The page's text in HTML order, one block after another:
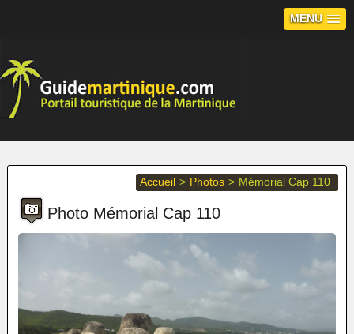
MENU
Photo Mémorial Cap 110
Accueil > Photos > Mémorial Cap 110